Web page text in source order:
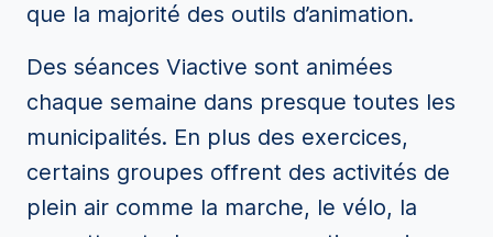
que la majorité des outils d’animation.
Des séances Viactive sont animées
chaque semaine dans presque toutes les
municipalités. En plus des exercices,
certains groupes offrent des activités de
plein air comme la marche, le vélo, la